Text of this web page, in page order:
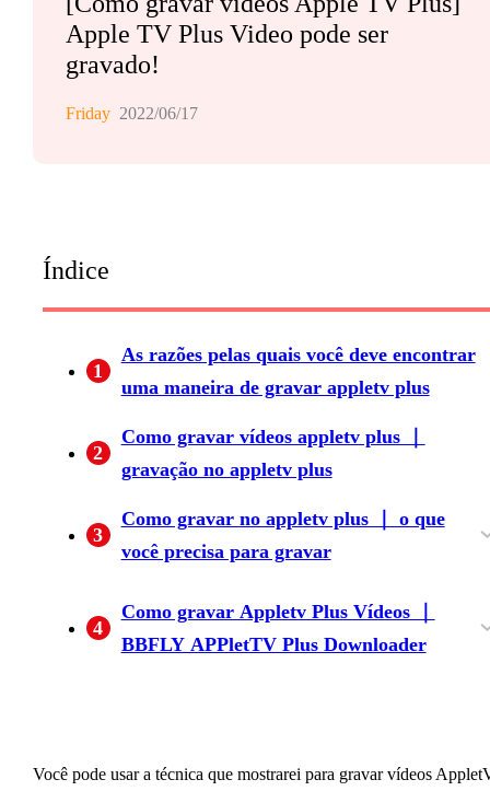
Apple TV Plus Video pode ser
gravado!
Friday 2022/06/17
Índice
1
As razões pelas quais você deve encontrar
uma maneira de gravar appletv plus
2
Como gravar vídeos appletv plus ｜
gravação no appletv plus
3
Como gravar no appletv plus ｜ o que
você precisa para gravar
4
Como gravar Appletv Plus Vídeos ｜
BBFLY APPletTV Plus Downloader
Você pode usar a técnica que mostrarei para gravar vídeos